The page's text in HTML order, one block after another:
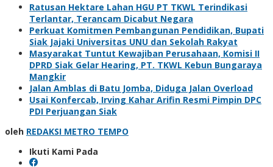
Ratusan Hektare Lahan HGU PT TKWL Terindikasi
Terlantar, Terancam Dicabut Negara
Perkuat Komitmen Pembangunan Pendidikan, Bupati
Siak Jajaki Universitas UNU dan Sekolah Rakyat
Masyarakat Tuntut Kewajiban Perusahaan, Komisi II
DPRD Siak Gelar Hearing, PT. TKWL Kebun Bungaraya
Mangkir
Jalan Amblas di Batu Jomba, Diduga Jalan Overload
Usai Konfercab, Irving Kahar Arifin Resmi Pimpin DPC
PDI Perjuangan Siak
oleh REDAKSI METRO TEMPO
Ikuti Kami Pada